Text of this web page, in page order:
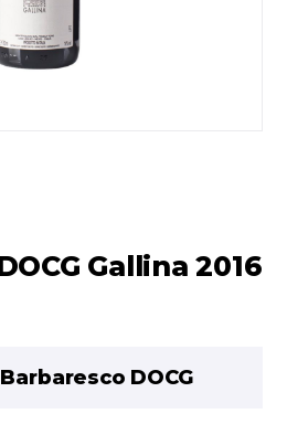
Gallina 2016
Barbaresco DOCG